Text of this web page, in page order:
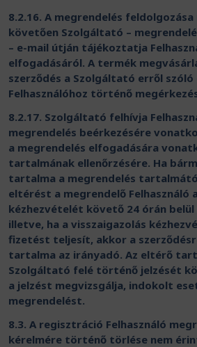
8.2.16. A megrendelés
követően Szolgáltató –
– e-mail útján tájékoztatja
elfogadásáról. A termék
szerződés a Szolgáltató erről
Felhasználóhoz történő
8.2.17. Szolgáltató felhívja
megrendelés beérkezésére
a megrendelés elfogadására
tartalmának ellenőrzésére. Ha
tartalma a megrendelés
eltérést a megrendelő Felhasználó
kézhezvételét követő 24 órán
illetve, ha a visszaigazolás
fizetést teljesít, akkor a
tartalma az irányadó. Az eltérő
Szolgáltató felé történő jelzését
a jelzést megvizsgálja, indokolt
megrendelést.
8.3. A regisztráció Felhasználó
kérelmére történő törlése nem